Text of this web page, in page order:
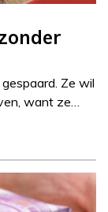
Ze wil
want ze…